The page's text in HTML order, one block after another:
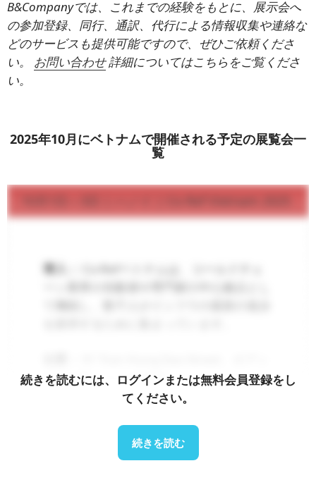
B&Companyでは、これまでの経験をもとに、展示会へ
の参加登録、同行、通訳、代行による情報収集や連絡な
どのサービスも提供可能ですので、ぜひご依頼くださ
い。 お問い合わせ詳細についてはこちらをご覧くださ
い。
2025年10月にベトナムで開催される予定の展覧会一
覧
導入：
キエム区、ハノイ (ICE)
温度監視および制御ソリューション、
続きを読むには、ログインまたは無料会員登録をし
てください。
続きを読む